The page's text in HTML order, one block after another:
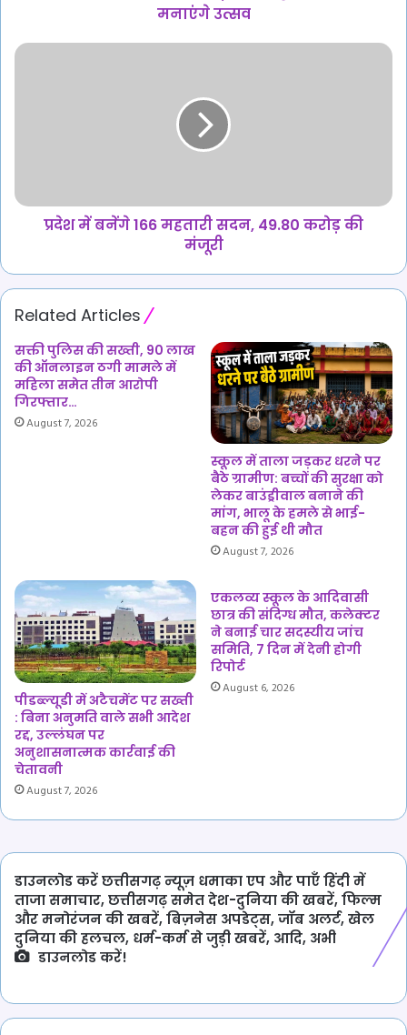
बघेल
मनाएंगे उत्सव
प्रदेश
की
प्रदेश में बनेंगे 166 महतारी सदन, 49.80 करोड़ की
मंजूरी
Related Articles
सक्ती पुलिस की सख्ती, 90 लाख
की ऑनलाइन ठगी मामले में
महिला समेत तीन आरोपी
गिरफ्तार…
August 7, 2026
स्कूल में ताला जड़कर धरने पर
बैठे ग्रामीण: बच्चों की सुरक्षा को
लेकर बाउंड्रीवाल बनाने की
मांग, भालू के हमले से भाई-
बहन की हुई थी मौत
August 7, 2026
पीडब्ल्यूडी में अटैचमेंट पर सख्ती
: बिना अनुमति वाले सभी आदेश
रद्द, उल्लंघन पर
अनुशासनात्मक कार्रवाई की
चेतावनी
August 7, 2026
एकलव्य स्कूल के आदिवासी
छात्र की संदिग्ध मौत, कलेक्टर
ने बनाई चार सदस्यीय जांच
समिति, 7 दिन में देनी होगी
रिपोर्ट
August 6, 2026
डाउनलोड करें छत्तीसगढ़ न्यूज़ धमाका एप और पाएँ हिंदी में
ताजा समाचार, छत्तीसगढ़ समेत देश-दुनिया की खबरें, फिल्म
और मनोरंजन की खबरें, बिज़नेस अपडेट्स, जॉब अलर्ट, खेल
दुनिया की हलचल, धर्म-कर्म से जुड़ी खबरें, आदि, अभी
डाउनलोड करें!